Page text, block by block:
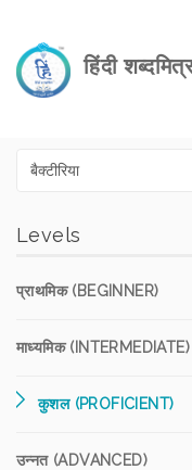
हिंदी
Levels
प्राथमिक (BEGINNER)
माध्यमिक (INTERMEDIATE)
कुशल (PROFICIENT)
उन्नत (ADVANCED)